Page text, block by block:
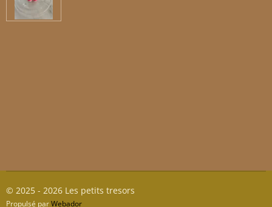
© 2025 - 2026 Les petits tresors
Propulsé par Webador